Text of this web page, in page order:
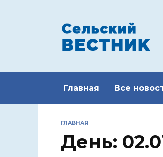
Главная Все
ГЛАВНАЯ
День: